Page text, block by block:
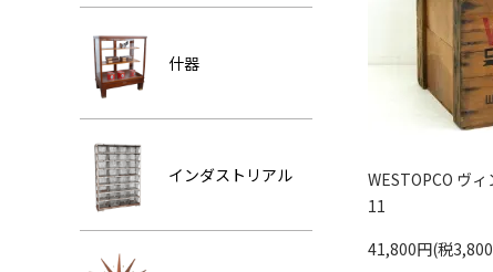
WESTOPCO ヴ
11
41,800円(税
什器
インダストリアル